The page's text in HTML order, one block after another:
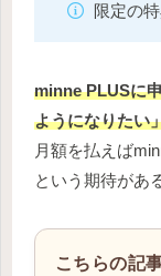
限定の
minne PLUSに
ようになりたい
月額を払えば
という期待があ